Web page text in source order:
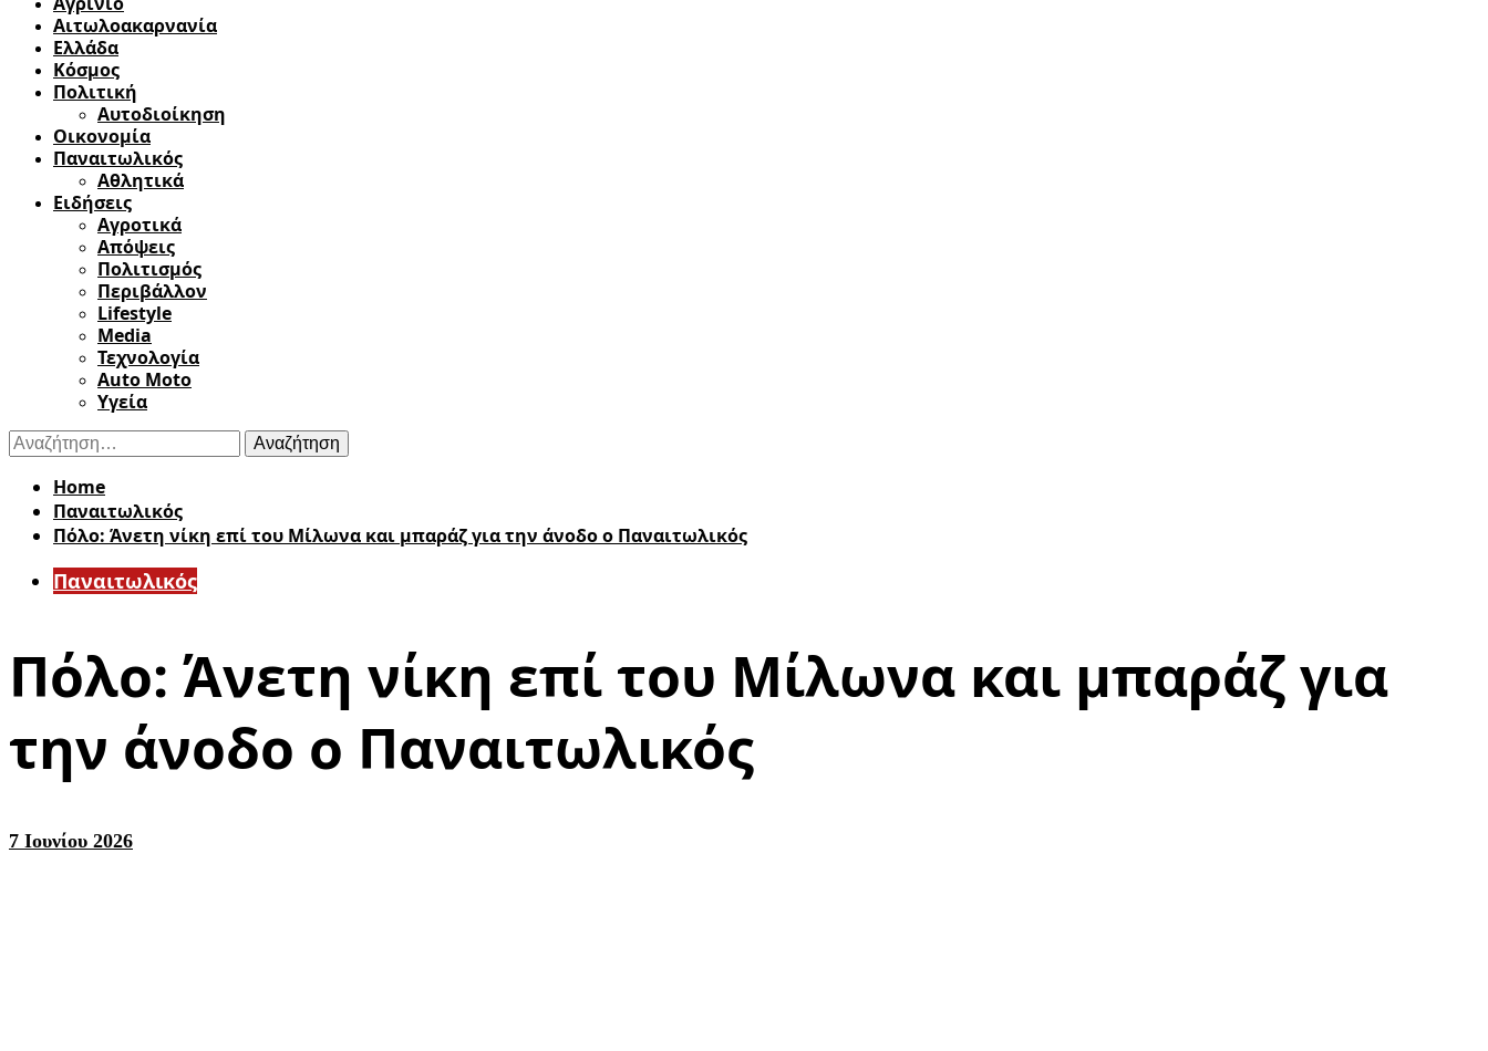
Αιτωλοακαρνανία
Ελλάδα
Κόσμος
Πολιτική
Αυτοδιοίκηση
Οικονομία
Παναιτωλικός
Αθλητικά
Ειδήσεις
Αγροτικά
Απόψεις
Πολιτισμός
Περιβάλλον
Lifestyle
Media
Τεχνολογία
Auto Moto
Υγεία
Αναζήτηση
για:
Home
Παναιτωλικός
Πόλο: Άνετη νίκη επί του Μίλωνα και μπαράζ για την άνοδο ο Παναιτωλικός
Παναιτωλικός
Πόλο: Άνετη νίκη επί του Μίλωνα και μπαράζ για
την άνοδο ο Παναιτωλικός
7 Ιουνίου 2026